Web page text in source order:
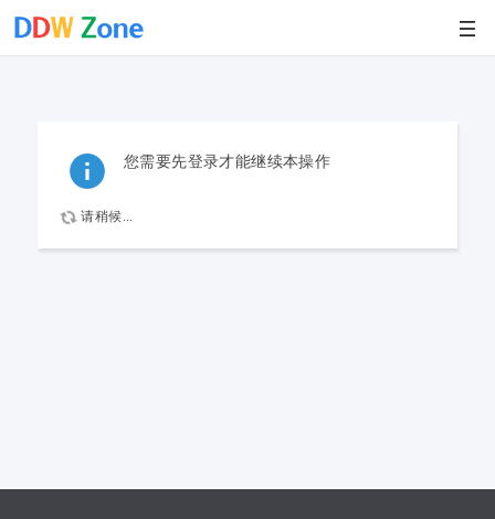
您需要先登录才能继续本操作
请稍候...